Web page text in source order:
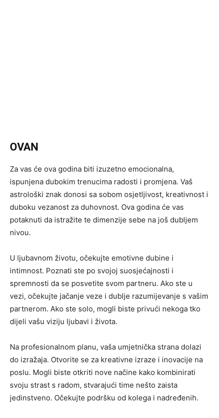
OVAN
Za vas će ova godina biti izuzetno emocionalna,
ispunjena dubokim trenucima radosti i promjena. Vaš
astrološki znak donosi sa sobom osjetljivost, kreativnost i
duboku vezanost za duhovnost. Ova godina će vas
potaknuti da istražite te dimenzije sebe na još dubljem
nivou.
U ljubavnom životu, očekujte emotivne dubine i
intimnost. Poznati ste po svojoj suosjećajnosti i
spremnosti da se posvetite svom partneru. Ako ste u
vezi, očekujte jačanje veze i dublje razumijevanje s vašim
partnerom. Ako ste solo, mogli biste privući nekoga tko
dijeli vašu viziju ljubavi i života.
Na profesionalnom planu, vaša umjetnička strana dolazi
do izražaja. Otvorite se za kreativne izraze i inovacije na
poslu. Mogli biste otkriti nove načine kako kombinirati
svoju strast s radom, stvarajući time nešto zaista
jedinstveno. Očekujte podršku od kolega i nadređenih.